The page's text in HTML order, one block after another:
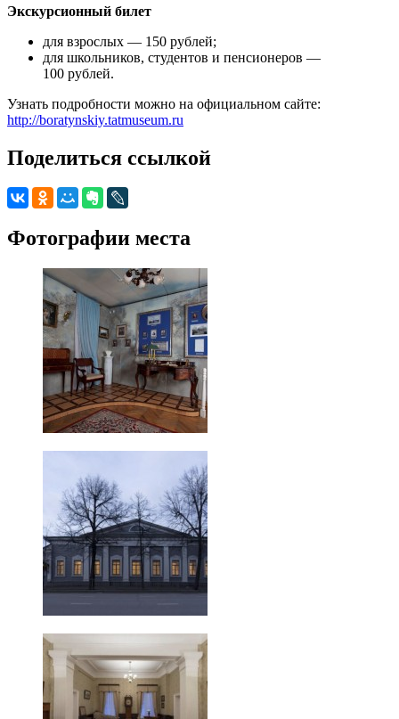
Экскурсионный билет
для взрослых — 150 рублей;
для школьников, студентов и пенсионеров —
100 рублей.
Узнать подробности можно на официальном сайте:
http://boratynskiy.tatmuseum.ru
Поделиться ссылкой
Фотографии места